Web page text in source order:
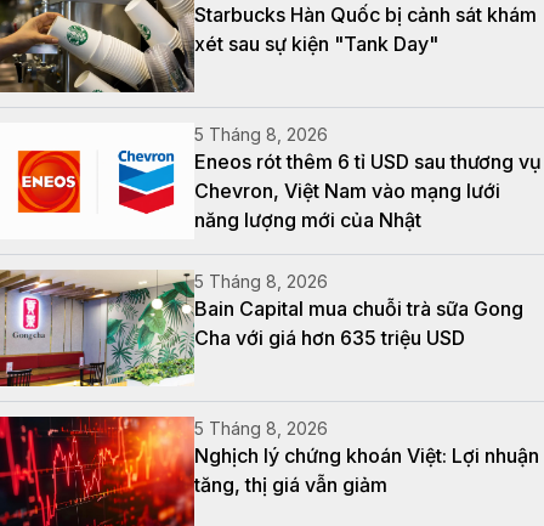
Starbucks Hàn Quốc bị cảnh sát khám
xét sau sự kiện "Tank Day"
5 Tháng 8, 2026
Eneos rót thêm 6 tỉ USD sau thương vụ
Chevron, Việt Nam vào mạng lưới
năng lượng mới của Nhật
5 Tháng 8, 2026
Bain Capital mua chuỗi trà sữa Gong
Cha với giá hơn 635 triệu USD
5 Tháng 8, 2026
Nghịch lý chứng khoán Việt: Lợi nhuận
tăng, thị giá vẫn giảm